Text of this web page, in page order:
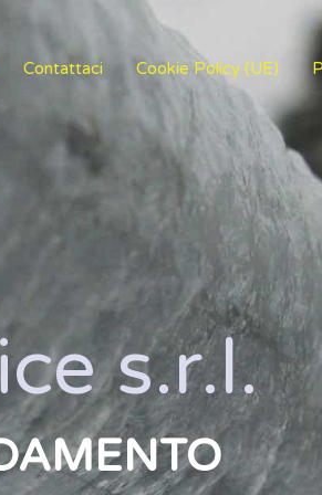
Contattaci Cookie Policy (UE)
s.r.l.